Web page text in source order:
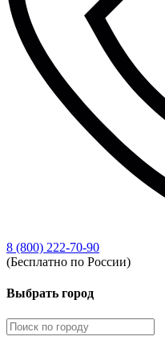
8 (800) 222-70-90
(Бесплатно по России)
Выбрать город